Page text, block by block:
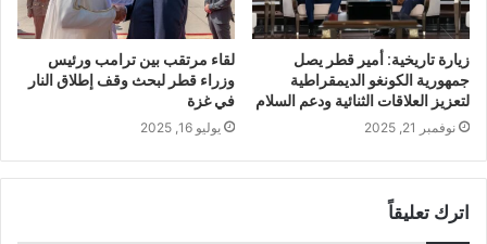
زيارة تاريخية: أمير قطر يصل
جمهورية الكونغو الديمقراطية
لتعزيز العلاقات الثنائية ودعم السلام
نوفمبر 21, 2025
لقاء مرتقب بين ترامب ورئيس
وزراء قطر لبحث وقف إطلاق النار
في غزة
يوليو 16, 2025
اترك تعليقاً